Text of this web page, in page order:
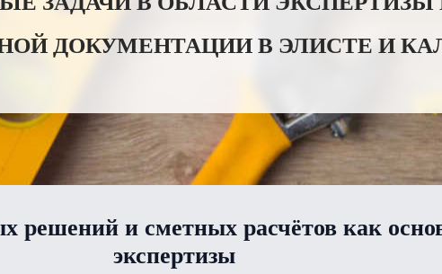
ДОКУМЕНТАЦИИ В ЭЛИСТЕ И
решений и сметных расчётов как
экспертизы